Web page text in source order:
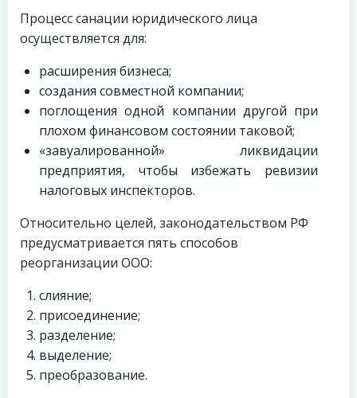
Процесс санации юридического лица
осуществляется для:
расширения бизнеса;
создания совместной компании;
поглощения одной компании другой при
плохом финансовом состоянии таковой;
«завуалированной» ликвидации
предприятия, чтобы избежать ревизии
налоговых инспекторов.
Относительно целей, законодательством РФ
предусматривается пять способов
реорганизации ООО:
слияние;
присоединение;
разделение;
выделение;
преобразование.